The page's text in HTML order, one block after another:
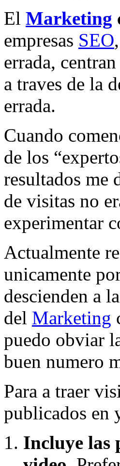
El Marketing
empresas SEO
errada,
a traves de la
errada.
Cuando
de los
resultados me
de visitas no
experimentar
Actualmente
unicamente
descienden a
del Marketing
puedo obviar
buen numero
Para a traer
publicados en
Incluye las